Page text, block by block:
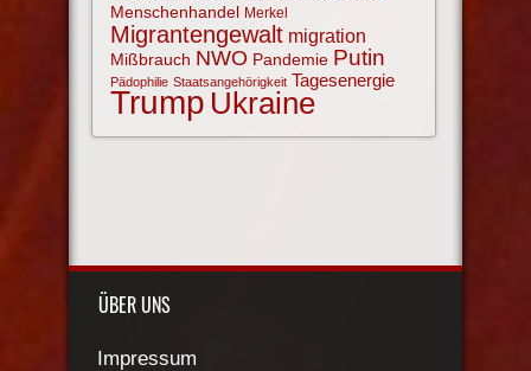
Menschenhandel Merkel
Migrantengewalt migration
Mißbrauch NWO Pandemie Putin
Pädophilie Staatsangehörigkeit Tagesenergie
Trump Ukraine
ÜBER UNS
Impressum